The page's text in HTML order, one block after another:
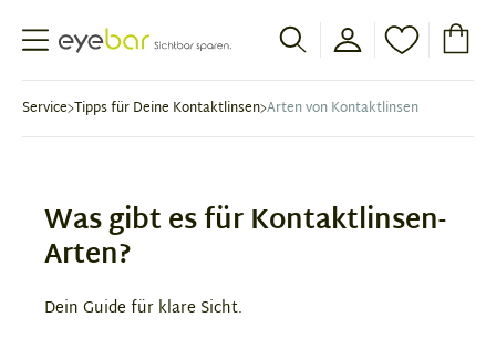
Abele Optic
Service Tipps für Deine Kontaktlinsen Arten von Kontaktlinsen
Was gibt es für Kontaktlinsen-
Arten?
Dein Guide für klare Sicht.